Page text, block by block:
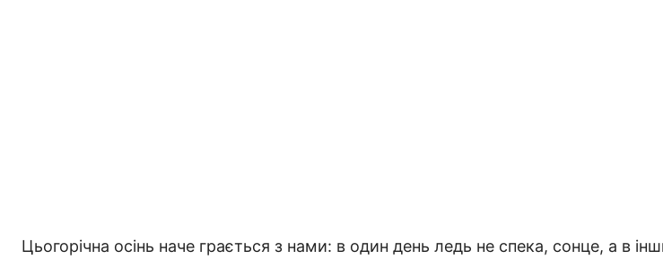
Цьогорічна осінь наче грається з нами: в один день ледь не спека, сонце, а в